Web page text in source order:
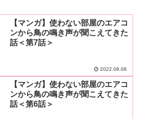
【マンガ】使わない部屋のエアコ
ンから鳥の鳴き声が聞こえてきた
話＜第7話＞
2022.08.08
【マンガ】使わない部屋のエアコ
ンから鳥の鳴き声が聞こえてきた
話＜第6話＞